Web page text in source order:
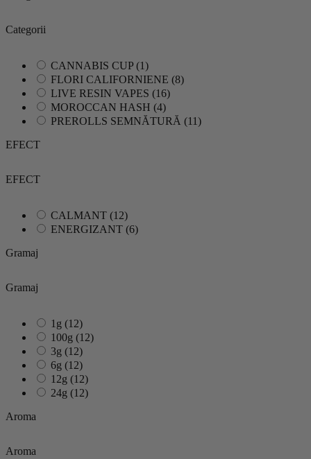
Categorii
CANNABIS CUP (1)
FLORI CALIFORNIENE (8)
LIVE RESIN VAPES (16)
MOROCCAN HASH (4)
PREROLLS SEMNĂTURĂ (11)
EFECT
EFECT
CALMANT (12)
ENERGIZANT (6)
Gramaj
Gramaj
1g (12)
100g (12)
3g (12)
6g (12)
12g (12)
24g (12)
Aroma
Aroma